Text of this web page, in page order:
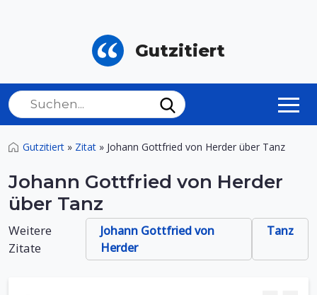
Gutzitiert
Gutzitiert » Zitat » Johann Gottfried von Herder über Tanz
Johann Gottfried von Herder
über Tanz
Weitere
Zitate
Johann Gottfried von
Herder
Tanz